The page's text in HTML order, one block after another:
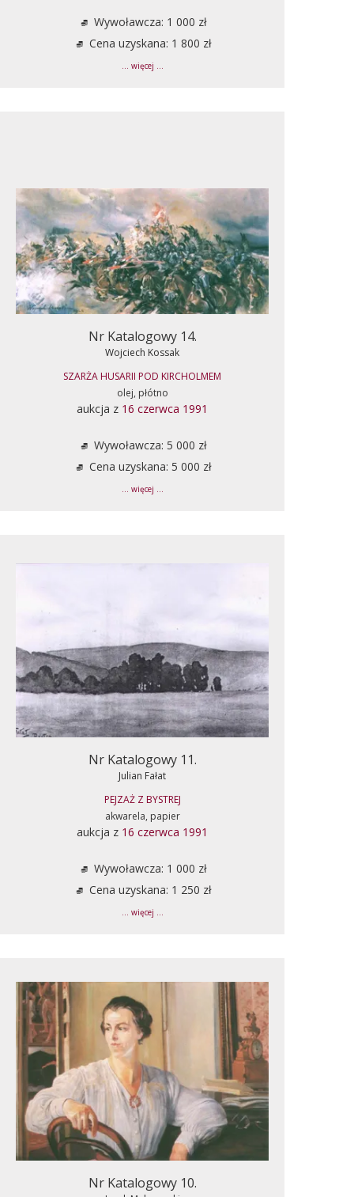
Wywoławcza: 1 000 zł
Cena uzyskana: 1 800 zł
... więcej ...
Nr Katalogowy 14.
Wojciech Kossak
SZARŻA HUSARII POD KIRCHOLMEM
olej, płótno
aukcja z 16 czerwca 1991
Wywoławcza: 5 000 zł
Cena uzyskana: 5 000 zł
... więcej ...
Nr Katalogowy 11.
Julian Fałat
PEJZAŻ Z BYSTREJ
akwarela, papier
aukcja z 16 czerwca 1991
Wywoławcza: 1 000 zł
Cena uzyskana: 1 250 zł
... więcej ...
Nr Katalogowy 10.